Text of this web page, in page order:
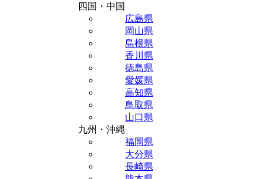
四国・中国
広島県
岡山県
島根県
香川県
徳島県
愛媛県
高知県
鳥取県
山口県
九州・沖縄
福岡県
大分県
長崎県